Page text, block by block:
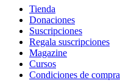
Tienda
Donaciones
Suscripciones
Regala suscripciones
Magazine
Cursos
Condiciones de compra